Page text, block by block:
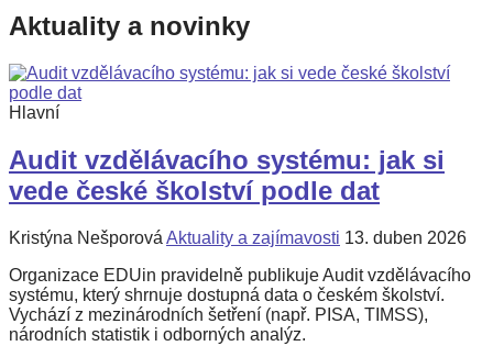
Aktuality a novinky
Hlavní
Audit vzdělávacího systému: jak si
vede české školství podle dat
Kristýna Nešporová Aktuality a zajímavosti 13. duben 2026
Organizace EDUin pravidelně publikuje Audit vzdělávacího
systému, který shrnuje dostupná data o českém školství.
Vychází z mezinárodních šetření (např. PISA, TIMSS),
národních statistik i odborných analýz.